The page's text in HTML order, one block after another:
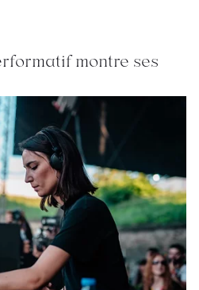
montre ses